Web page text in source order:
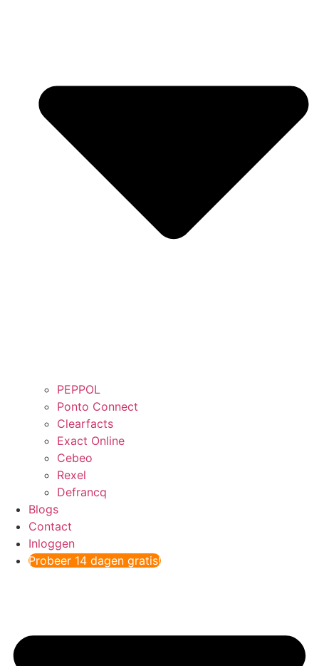
PEPPOL
Ponto Connect
Clearfacts
Exact Online
Cebeo
Rexel
Defrancq
Blogs
Contact
Inloggen
Probeer 14 dagen gratis!